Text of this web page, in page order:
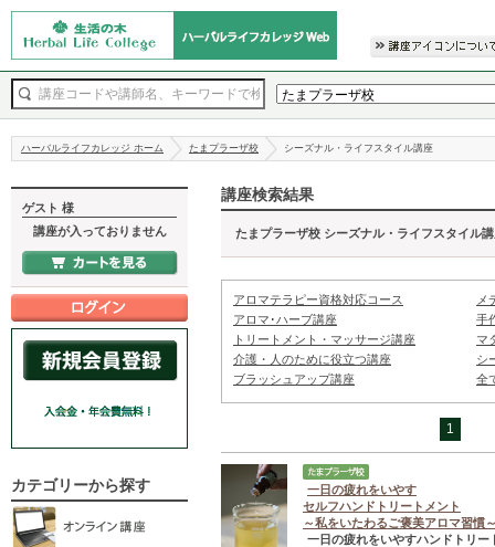
ハーバルライフカレッジ ホーム たまプラーザ校 シーズナル・ライフスタイル講座
ゲスト 様
講座が入っておりません
カテゴリーから探す
講座検索結果
たまプラーザ校 シーズナル・ライフスタイル
アロマテラピー資格対応コース
メ
アロマ･ハーブ講座
手
トリートメント・マッサージ講座
マ
介護・人のために役立つ講座
シ
ブラッシュアップ講座
全
1
一日の疲れをいやす
セルフハンドトリートメント
～私をいたわるご褒美アロマ習慣
一日の疲れをいやすハンドトリー